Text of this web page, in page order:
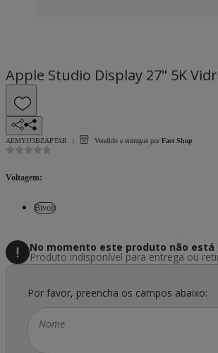
Apple Studio Display 27" 5K
AEMYJJ3BZAPTAB Vendido e entregue por Fast Shop
Voltagem:
Bivolt
No momento este produto não está
Produto indisponível para entrega ou
Por favor, preencha os campos abaixo:
Nome